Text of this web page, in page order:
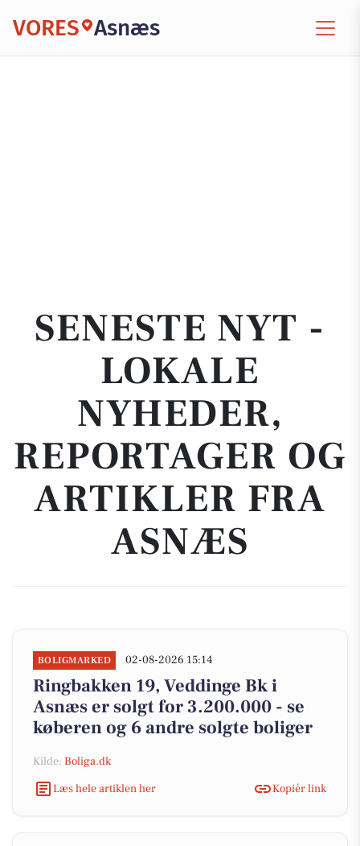
VORES Asnæs
SENESTE NYT -
LOKALE
NYHEDER,
REPORTAGER OG
ARTIKLER FRA
ASNÆS
BOLIGMARKED 02-08-2026 15:14
Ringbakken 19, Veddinge Bk i
Asnæs er solgt for 3.200.000 - se
køberen og 6 andre solgte boliger
Kilde: Boliga.dk
Læs hele artiklen her
Kopiér link